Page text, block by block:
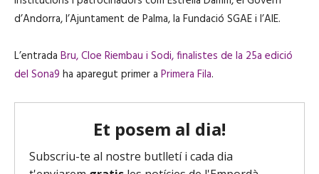
d’Andorra, l’Ajuntament de Palma, la Fundació SGAE i l’AIE.
L’entrada Bru, Cloe Riembau i Sodi, finalistes de la 25a edició
del Sona9 ha aparegut primer a Primera Fila.